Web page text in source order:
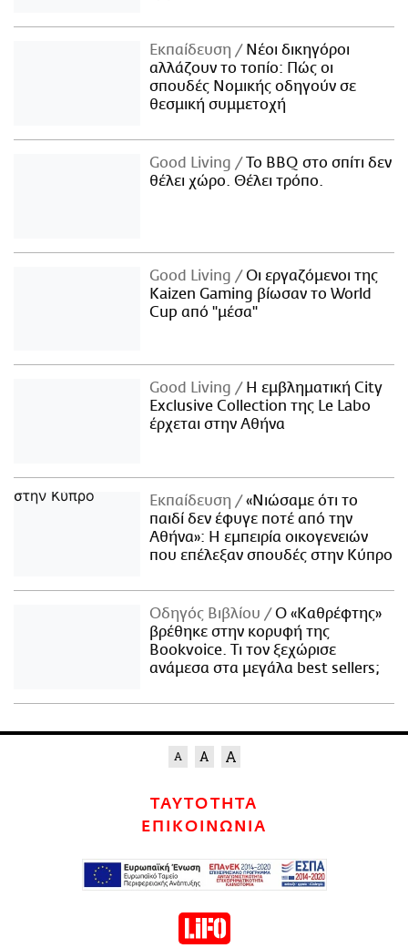
Εκπαίδευση
Νέοι δικηγόροι
αλλάζουν το τοπίο: Πώς οι
σπουδές Νομικής οδηγούν σε
θεσμική συμμετοχή
Good Living
Το BBQ στο σπίτι δεν
θέλει χώρο. Θέλει τρόπο.
Good Living
Οι εργαζόμενοι της
Kaizen Gaming βίωσαν το World
Cup από "μέσα"
Good Living
Η εμβληματική City
Exclusive Collection της Le Labo
έρχεται στην Αθήνα
Εκπαίδευση
«Νιώσαμε ότι το
παιδί δεν έφυγε ποτέ από την
Αθήνα»: Η εμπειρία οικογενειών
που επέλεξαν σπουδές στην Κύπρο
Οδηγός Βιβλίου
Ο «Καθρέφτης»
βρέθηκε στην κορυφή της
Bookvoice. Τι τον ξεχώρισε
ανάμεσα στα μεγάλα best sellers;
ΤΑΥΤΟΤΗΤΑ
ΕΠΙΚΟΙΝΩΝΙΑ